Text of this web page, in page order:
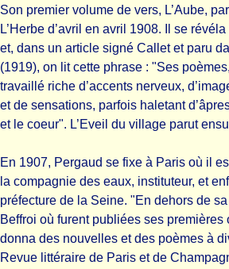
Son premier volume de vers, L’Aube,
L’Herbe d’avril en avril 1908. Il se
et, dans un article signé Callet et paru
(1919), on lit cette phrase : "Ses
travaillé riche d’accents nerveux,
et de sensations, parfois haletant
et le coeur". L’Eveil du village parut
En 1907, Pergaud se fixe à Paris où il
la compagnie des eaux, instituteur, et
préfecture de la Seine. "En dehors de
Beffroi où furent publiées ses premières
donna des nouvelles et des poèmes à
Revue littéraire de Paris et de